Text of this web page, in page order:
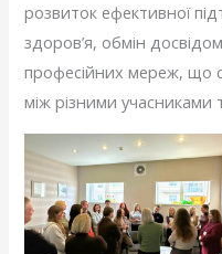
розвиток ефективної
здоров’я, обмін
професійних мереж, що
між різними учасниками